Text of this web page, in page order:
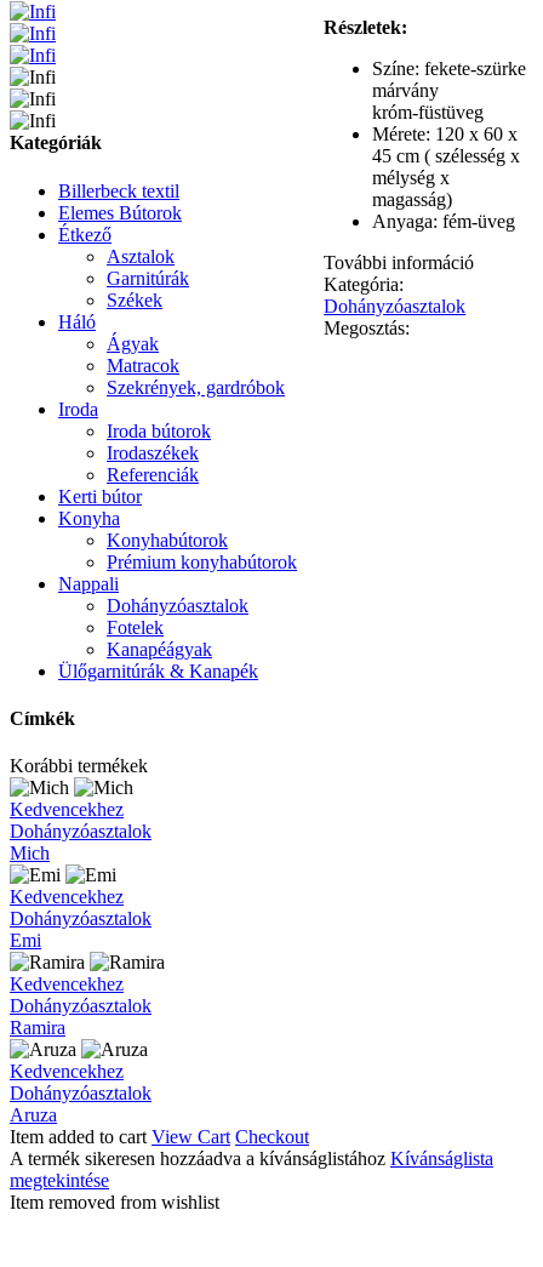
Részletek:
Színe: fekete-szürke
márvány
króm-füstüveg
Mérete: 120 x 60 x
45 cm ( szélesség x
mélység x
magasság)
Anyaga: fém-üveg
További információ
Kategória:
Dohányzóasztalok
Megosztás:
Kategóriák
Billerbeck textil
Elemes Bútorok
Étkező
Asztalok
Garnitúrák
Székek
Háló
Ágyak
Matracok
Szekrények, gardróbok
Iroda
Iroda bútorok
Irodaszékek
Referenciák
Kerti bútor
Konyha
Konyhabútorok
Prémium konyhabútorok
Nappali
Dohányzóasztalok
Fotelek
Kanapéágyak
Ülőgarnitúrák & Kanapék
Címkék
Korábbi termékek
Mich
Kedvencekhez
Dohányzóasztalok
Mich
Emi
Kedvencekhez
Dohányzóasztalok
Emi
Ramira
Kedvencekhez
Dohányzóasztalok
Ramira
Aruza
Kedvencekhez
Dohányzóasztalok
Aruza
Item added to cart View Cart Checkout
A termék sikeresen hozzáadva a kívánságlistához Kívánságlista
megtekintése
Item removed from wishlist